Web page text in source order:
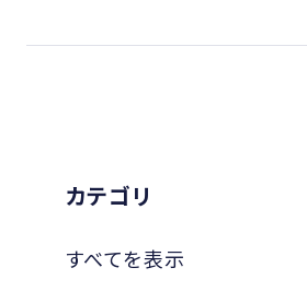
カテゴリ
すべてを表示